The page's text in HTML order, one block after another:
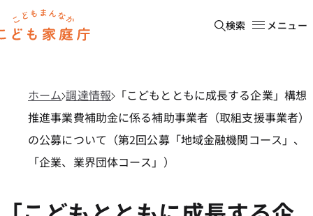
本文へ移動
検索 メニュー
ホーム 調達情報 「こどもとともに成長する企業」構想
推進事業費補助金に係る補助事業者（取組支援事業者）
の公募について（第2回公募「地域金融機関コース」、
「企業、業界団体コース」）